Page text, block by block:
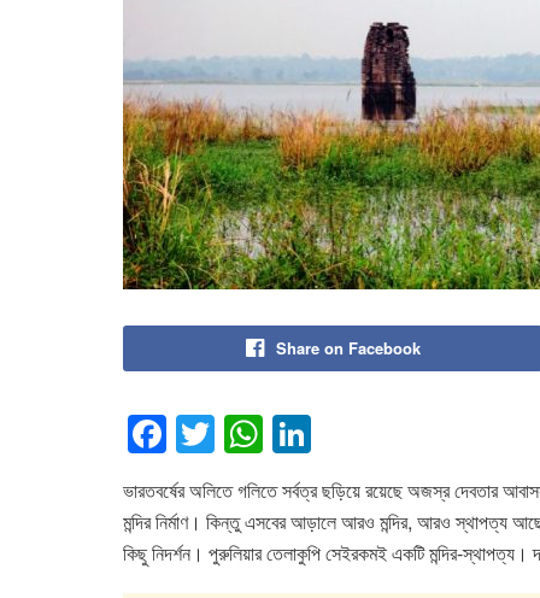
Share on Facebook
F
a
c
e
T
wi
tt
er
W
h
at
s
n
k
e
ভারতবর্ষের অলিতে গলিতে সর্বত্র ছড়িয়ে রয়েছে অজস্র দেবতার
মন্দির নির্মাণ। কিন্তু এসবের আড়ালে আরও মন্দির, আরও স্থাপত্য
কিছু নিদর্শন। পুরুলিয়ার তেলাকুপি সেইরকমই একটি মন্দির-স্থাপত্য।